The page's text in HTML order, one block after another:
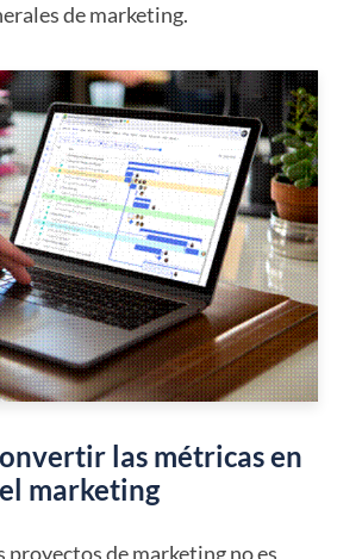
de marketing.
las métricas en
marketing
proyectos de marketing no es